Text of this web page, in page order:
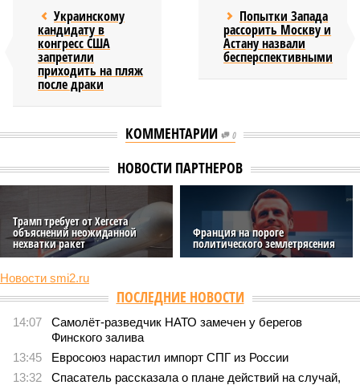
Украинскому
кандидату в
конгресс США
запретили
приходить на пляж
после драки
Попытки Запада
рассорить Москву и
Астану назвали
бесперспективными
КОММЕНТАРИИ 0
НОВОСТИ ПАРТНЕРОВ
Трамп требует от Хегсета
объяснений неожиданной
нехватки ракет
Франция на пороге
политического землетрясения
Новости smi2.ru
ПОСЛЕДНИЕ НОВОСТИ
14:07
Самолёт-разведчик НАТО замечен у берегов
Финского залива
13:45
Евросоюз нарастил импорт СПГ из России
13:32
Спасатель рассказала о плане действий на случай,